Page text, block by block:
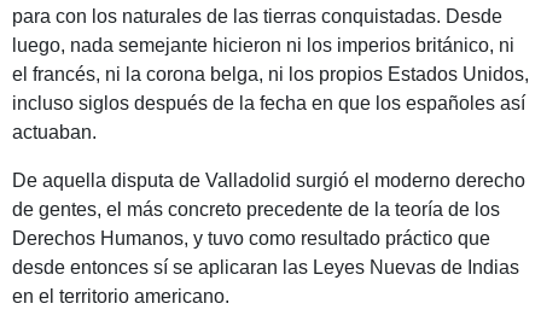
para con los naturales de las tierras conquistadas. Desde
luego, nada semejante hicieron ni los imperios británico, ni
el francés, ni la corona belga, ni los propios Estados Unidos,
incluso siglos después de la fecha en que los españoles así
actuaban.
De aquella disputa de Valladolid surgió el moderno derecho
de gentes, el más concreto precedente de la teoría de los
Derechos Humanos, y tuvo como resultado práctico que
desde entonces sí se aplicaran las Leyes Nuevas de Indias
en el territorio americano.